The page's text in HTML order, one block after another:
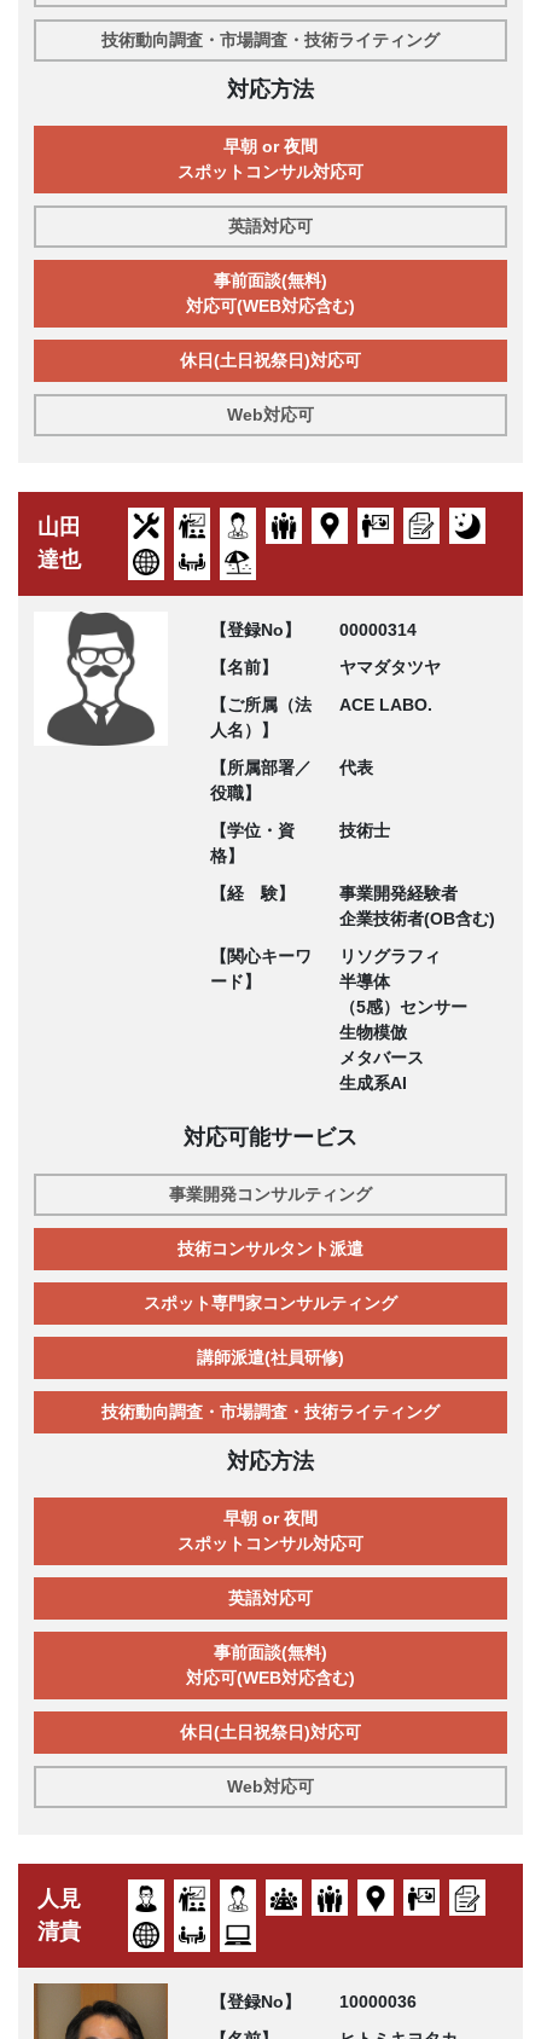
技術動向調査・市場調査・技術ライティング
対応方法
早朝 or 夜間
スポットコンサル対応可
英語対応可
事前面談(無料)
対応可(WEB対応含む)
休日(土日祝祭日)対応可
Web対応可
山田
達也
【登録No】
00000314
【名前】
ヤマダタツヤ
【ご所属（法
人名）】
ACE LABO.
【所属部署／
役職】
代表
【学位・資
格】
技術士
【経 験】
事業開発経験者
企業技術者(OB含む)
【関心キーワ
ード】
リソグラフィ
半導体
（5感）センサー
生物模倣
メタバース
生成系AI
対応可能サービス
事業開発コンサルティング
技術コンサルタント派遣
スポット専門家コンサルティング
講師派遣(社員研修)
技術動向調査・市場調査・技術ライティング
対応方法
早朝 or 夜間
スポットコンサル対応可
英語対応可
事前面談(無料)
対応可(WEB対応含む)
休日(土日祝祭日)対応可
Web対応可
人見
清貴
【登録No】
10000036